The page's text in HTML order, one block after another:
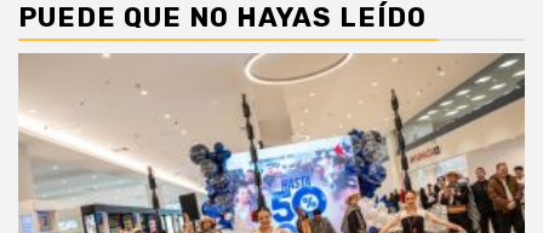
PUEDE QUE NO HAYAS LEÍDO